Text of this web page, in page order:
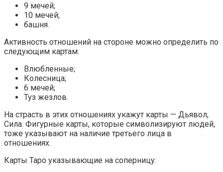
9 мечей;
10 мечей;
башня.
Активность отношений на стороне можно определить по
следующим картам:
Влюбленные;
Колесница;
6 мечей;
Туз жезлов.
На страсть в этих отношениях укажут карты — Дьявол,
Сила. Фигурные карты, которые символизируют людей,
тоже указывают на наличие третьего лица в
отношениях.
Карты Таро указывающие на соперницу: